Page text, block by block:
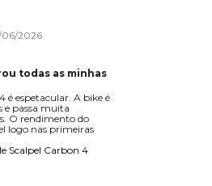
06/2026
todas as minhas
é espetacular. A bike é
e passa muita
O rendimento do
logo nas primeiras
Scalpel Carbon 4